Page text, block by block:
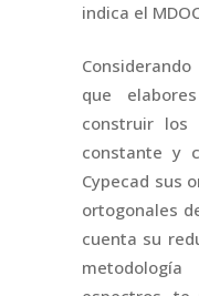
indica el
que
construir los
constante y
Cypecad sus
ortogonales
cuenta su